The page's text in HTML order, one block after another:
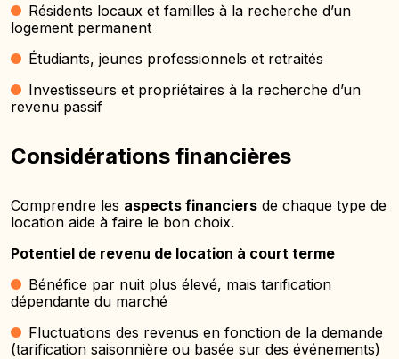
Résidents locaux et familles à la recherche d’un
logement permanent
Étudiants, jeunes professionnels et retraités
Investisseurs et propriétaires à la recherche d’un
revenu passif
Considérations financières
Comprendre les aspects financiers de chaque type de
location aide à faire le bon choix.
Potentiel de revenu de location à court terme
Bénéfice par nuit plus élevé, mais tarification
dépendante du marché
Fluctuations des revenus en fonction de la demande
(tarification saisonnière ou basée sur des événements)